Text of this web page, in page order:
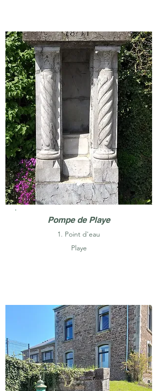
Pompe de Playe
1. Point d'eau
Playe